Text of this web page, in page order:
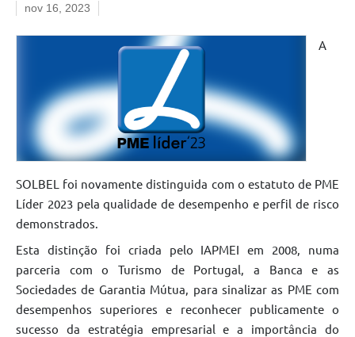
nov 16, 2023
A
SOLBEL foi novamente distinguida com o estatuto de PME
Líder 2023 pela qualidade de desempenho e perfil de risco
demonstrados.
Esta distinção foi criada pelo IAPMEI em 2008, numa
parceria com o Turismo de Portugal, a Banca e as
Sociedades de Garantia Mútua, para sinalizar as PME com
desempenhos superiores e reconhecer publicamente o
sucesso da estratégia empresarial e a importância do